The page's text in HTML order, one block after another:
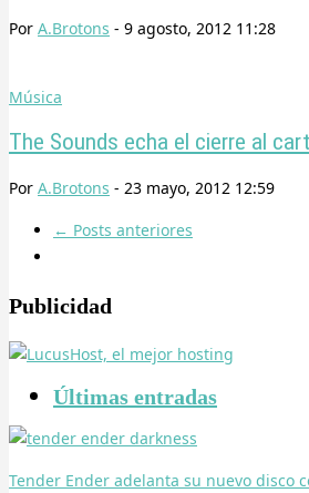
Por A.Brotons - 9 agosto, 2012 11:28
Música
The Sounds echa el cierre al
Por A.Brotons - 23 mayo, 2012 12:59
← Posts anteriores
Publicidad
Últimas entradas
Tender Ender adelanta su nuevo disco